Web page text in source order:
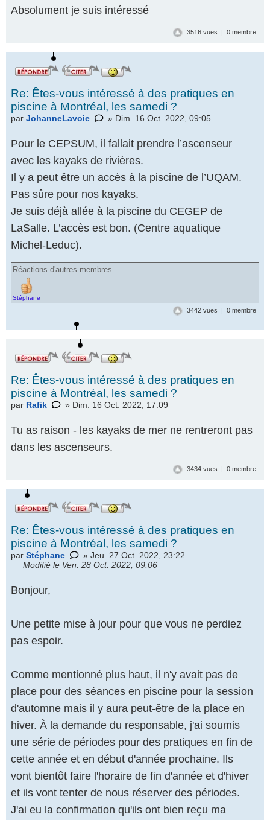
Absolument je suis intéressé
3516 vues | 0 membre
Re: Êtes-vous intéressé à des pratiques en
piscine à Montréal, les samedi ?
par JohanneLavoie » Dim. 16 Oct. 2022, 09:05
Pour le CEPSUM, il fallait prendre l’ascenseur
avec les kayaks de rivières.
Il y a peut être un accès à la piscine de l’UQAM.
Pas sûre pour nos kayaks.
Je suis déjà allée à la piscine du CEGEP de
LaSalle. L’accès est bon. (Centre aquatique
Michel-Leduc).
Réactions d'autres membres
Stéphane
3442 vues | 0 membre
Re: Êtes-vous intéressé à des pratiques en
piscine à Montréal, les samedi ?
par Rafik » Dim. 16 Oct. 2022, 17:09
Tu as raison - les kayaks de mer ne rentreront pas
dans les ascenseurs.
3434 vues | 0 membre
Re: Êtes-vous intéressé à des pratiques en
piscine à Montréal, les samedi ?
par Stéphane
» Jeu. 27 Oct. 2022, 23:22
Modifié le Ven. 28 Oct. 2022, 09:06
Bonjour,
Une petite mise à jour pour que vous ne perdiez
pas espoir.
Comme mentionné plus haut, il n'y avait pas de
place pour des séances en piscine pour la session
d'automne mais il y aura peut-être de la place en
hiver. À la demande du responsable, j'ai soumis
une série de périodes pour des pratiques en fin de
cette année et en début d'année prochaine. Ils
vont bientôt faire l'horaire de fin d'année et d'hiver
et ils vont tenter de nous réserver des périodes.
J'ai eu la confirmation qu'ils ont bien reçu ma